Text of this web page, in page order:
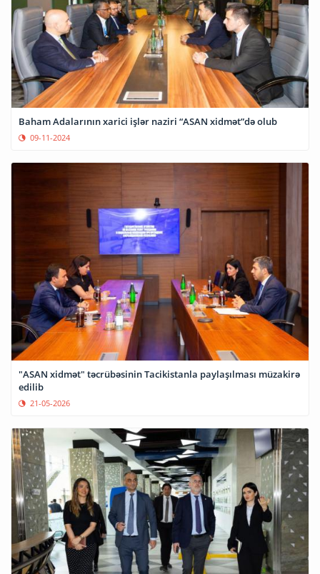
Baham Adalarının xarici işlər naziri “ASAN xidmət”də olub
09-11-2024
"ASAN xidmət" təcrübəsinin Tacikistanla paylaşılması müzakirə
edilib
21-05-2026